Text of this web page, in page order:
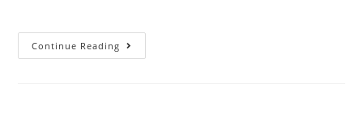
Continue Reading Un
Pitch